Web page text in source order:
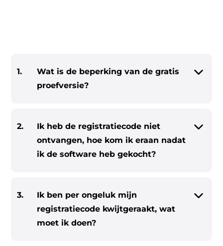
1.
Wat is de beperking van de gratis
proefversie?
2.
Ik heb de registratiecode niet
ontvangen, hoe kom ik eraan nadat
ik de software heb gekocht?
3.
Ik ben per ongeluk mijn
registratiecode kwijtgeraakt, wat
moet ik doen?